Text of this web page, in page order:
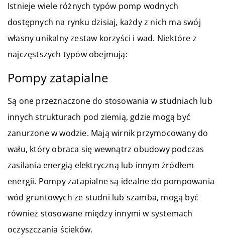
Istnieje wiele różnych typów pomp wodnych
dostępnych na rynku dzisiaj, każdy z nich ma swój
własny unikalny zestaw korzyści i wad. Niektóre z
najczęstszych typów obejmują:
Pompy zatapialne
Są one przeznaczone do stosowania w studniach lub
innych strukturach pod ziemią, gdzie mogą być
zanurzone w wodzie. Mają wirnik przymocowany do
wału, który obraca się wewnątrz obudowy podczas
zasilania energią elektryczną lub innym źródłem
energii. Pompy zatapialne są idealne do pompowania
wód gruntowych ze studni lub szamba, mogą być
również stosowane między innymi w systemach
oczyszczania ścieków.